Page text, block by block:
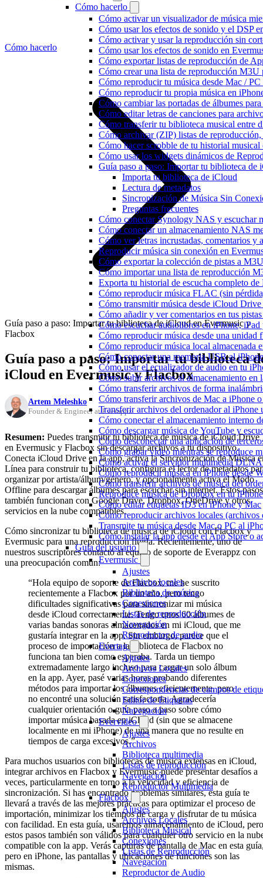
Cómo hacerlo
Cómo activar un visualizador de música
Cómo usar los efectos de sonido y el DSP
Cómo activar y usar la reproducción sin
Cómo usar los efectos de sonido en
Cómo exportar listas de reproducción de
Cómo crear una lista de reproducción
Cómo reproducir tu música desde Mac /
Cómo reproducir tu propia música en
Cómo cambiar las portadas de álbumes
Cómo editar letras de canciones para
Cómo transferir tu biblioteca musical entre
Cómo archivar (ZIP) listas de
Cómo hacer scrobble de tu historial
Cómo usar los widgets dinámicos de
Guía paso a paso: Importar tu biblioteca
Importa tu biblioteca de iCloud
Lectura de metadatos
Sincronización de Música Sin
Preguntas frecuentes
Cómo conectar Synology NAS y escuchar
Cómo conectar un almacenamiento NAS
Cómo ver letras incrustadas, comentarios
Reproducir música sin conexión en
Cómo exportar la colección de pistas a
Cómo importar una lista de reproducción
Exporta tu historial de escucha completo
Cómo reproducir música FLAC (sin
Cómo transmitir música desde iCloud
Cómo añadir y ver comentarios en tus
Cómo escuchar audiolibros en iPhone,
Cómo reproducir música desde una
Cómo reproducir música local almacenada
Cómo conectar una memoria USB al
Cómo usar el ecualizador de audio en tu
Cómo subir archivos al almacenamiento
Cómo transferir archivos de forma
Cómo transferir archivos de Mac a iPhone
Transferir archivos del ordenador al
Cómo conectar el almacenamiento interno
Cómo descargar música de YouTube y
Cómo desconectar una aplicación de
Cómo grabar vídeo mientras se reproduce
Cómo activar el servidor multimedia
Cómo reproducir música en iPhone desde
Cómo transferir archivos de música del
Reproduce música de Dropbox en tu
Cómo editar etiquetas ID3 en iPhone y Mac
Cómo reproducir archivos locales (archivos
Transmite tu música desde Mac o PC al
Cómo instalar la app desde el App Store o
Guía del usuario
Evermusic
Ajustes
Archivos locales
Biblioteca de música
Conexiones
Listas de reproducción
Navegación
Reproductor de audio
Evertag
Ajustes
Archivos Locales
Conexiones
Correspondencias de campos de
Editor de Etiquetas
Navegación
Evervideo
Ajustes
Archivos
Biblioteca multimedia
Listas de reproducción
Navegación
Reproductor Multimedia
Flacbox
Ajustes
Archivos Locales
Biblioteca Musical
Conexiones
Listas de Reproducción
Navegación
Reproductor de Audio
Cómo hacerlo
Guía paso a paso: Importar tu biblioteca de iCloud en Evermusic y
Flacbox
Guía paso a paso: Importar tu biblioteca
iCloud en Evermusic y Flacbox
Artem Meleshko
Founder & Engineer at Everappz
Resumen: Puedes transmitir tu biblioteca de música de iCloud Drive
en Evermusic y Flacbox sin descargar archivos a tu dispositivo.
Conecta iCloud Drive en la app, activa la Sincronización de Música
Línea para construir tu biblioteca, configura el lector de metadatos
organizar por artista/álbum/género, y opcionalmente activa el Modo
Offline para descargar álbumes para escuchar sin internet. Estos pasos
también funcionan con Google Drive, Dropbox, OneDrive y otros
servicios en la nube compatibles.
Cómo sincronizar tu biblioteca de música de iCloud con Flacbox y
Evermusic para una reproducción fluida. Recientemente, uno de
nuestros suscriptores contactó al equipo de soporte de Everappz con
una preocupación común:
“Hola equipo de soporte de Flacbox, me he suscrito
recientemente a Flacbox por un año, pero tengo
dificultades significativas para sincronizar mi música
desde iCloud correctamente. Tengo unos 60 álbumes de
varias bandas sonoras almacenados en mi iCloud, que me
gustaría integrar en la app. Sin embargo, parece que el
proceso de importación a la biblioteca de Flacbox no
funciona tan bien como esperaba. Tarda un tiempo
extremadamente largo incluso para cargar un solo álbum
en la app. Ayer, pasé varias horas probando diferentes
métodos para importar los álbumes eficientemente, pero
no encontré una solución satisfactoria. Agradecería
cualquier orientación o guía paso a paso sobre cómo
importar música basada en iCloud (sin que se almacene
localmente en mi iPhone) de una manera que no resulte en
tiempos de carga excesivos.”
Para muchos usuarios con bibliotecas de música extensas en iCloud,
integrar archivos en Flacbox y Evermusic puede presentar desafíos a
veces, particularmente en torno a la velocidad y eficiencia de
sincronización. Si has encontrado problemas similares, esta guía te
llevará a través de las mejores prácticas para optimizar el proceso de
importación, minimizar los tiempos de carga y disfrutar de tu música
con facilidad. En esta guía, usaremos almacenamiento de iCloud, pero
estos pasos también son válidos para cualquier otro servicio en la
compatible con la app. Verás capturas de pantalla de Mac en esta
pero en iPhone, las pantallas y ubicaciones de funciones son las
mismas.